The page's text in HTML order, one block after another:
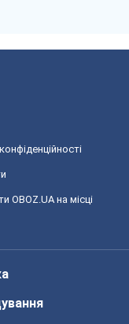
OBOZ.UA на місці